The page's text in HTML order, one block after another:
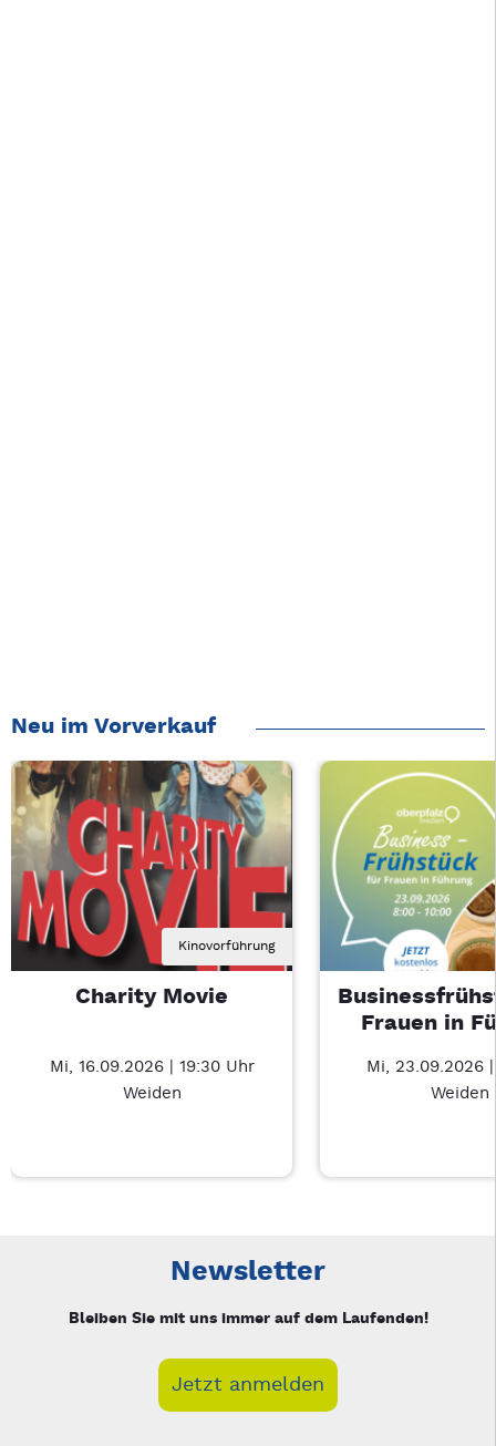
Neu im Vorverkauf
Kinovorführung
Charity Movie
Mi, 16.09.2026 | 19:30 Uhr
Weiden
Frauen in
Mi, 23.09.2026
Weiden
Newsletter
Bleiben Sie mit uns immer auf dem Laufenden!
Jetzt anmelden